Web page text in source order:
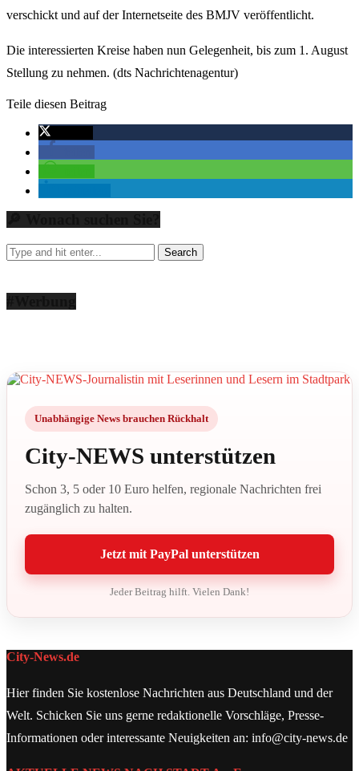
verschickt und auf der Internetseite des BMJV veröffentlicht.
Die interessierten Kreise haben nun Gelegenheit, bis zum 1. August
Stellung zu nehmen. (dts Nachrichtenagentur)
Teile diesen Beitrag
Unabhängige News brauchen Rückhalt
City-NEWS unterstützen
Schon 3, 5 oder 10 Euro helfen, regionale Nachrichten frei
zugänglich zu halten.
Jetzt mit PayPal unterstützen
Jeder Beitrag hilft. Vielen Dank!
City-News.de
Hier finden Sie kostenlose Nachrichten aus Deutschland und der
Welt. Schicken Sie uns gerne redaktionelle Vorschläge, Presse-
Informationen oder interessante Neuigkeiten an: info@city-news.de